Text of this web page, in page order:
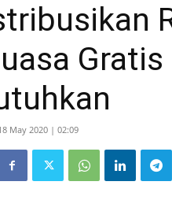
May 2020 | 02:09